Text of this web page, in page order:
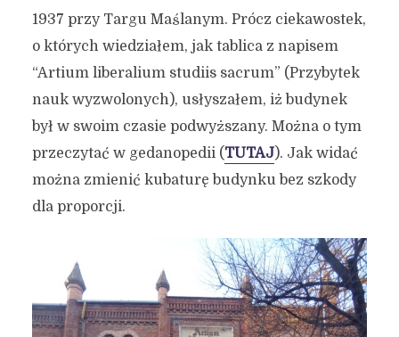
1937 przy Targu Maślanym. Prócz ciekawostek,
o których wiedziałem, jak tablica z napisem
“Artium liberalium studiis sacrum” (Przybytek
nauk wyzwolonych), usłyszałem, iż budynek
był w swoim czasie podwyższany. Można o tym
przeczytać w gedanopedii (TUTAJ). Jak widać
można zmienić kubaturę budynku bez szkody
dla proporcji.